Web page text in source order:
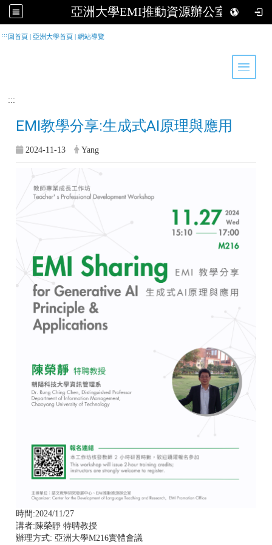
亞洲大學EMI推動資源辦公室
::: 回首頁 |亞洲大學首頁 |網站導覽
Toggle
:::
EMI教學分享:生成式AI原理與應用
2024-11-13 Yang
時間:2024/11/27
講者:陳榮靜 特聘教授
辦理方式: 亞洲大學M216實體會議